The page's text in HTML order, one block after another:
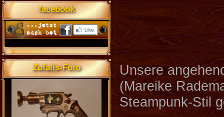
facebook
Zufalls-Foto
Unsere
(Mareike
Steampunk-Stil